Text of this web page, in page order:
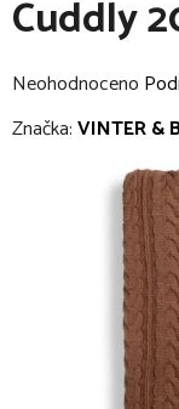
Cuddly
Průměrné
hodnocení
Neohodnoceno
Značka:VINTER &